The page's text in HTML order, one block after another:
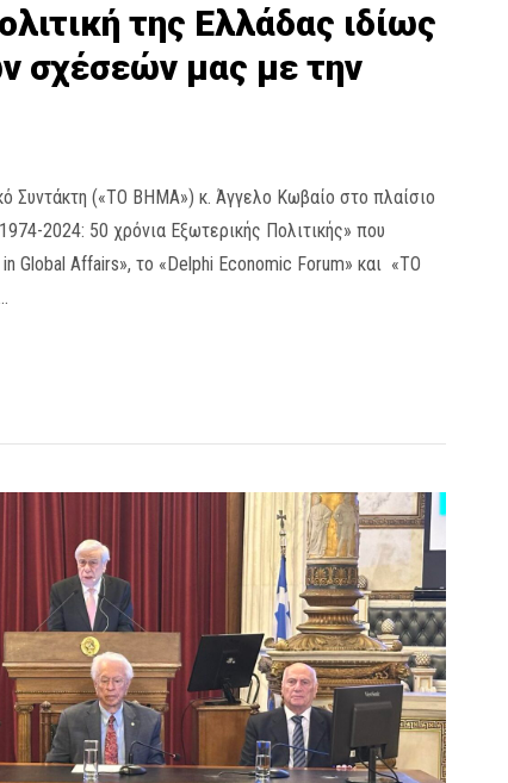
της Ελλάδας ιδίως
σχέσεών μας με την
Συντάκτη («ΤΟ ΒΗΜΑ») κ. Άγγελο Κωβαίο στο πλαίσιο
2024: 50 χρόνια Εξωτερικής Πολιτικής» που
Global Affairs», το «Delphi Economic Forum» και «ΤΟ